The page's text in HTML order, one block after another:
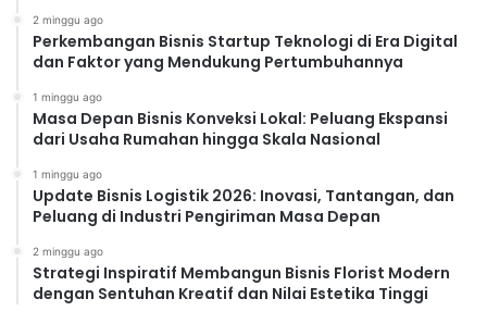
2 minggu ago
Perkembangan Bisnis Startup Teknologi di Era Digital
dan Faktor yang Mendukung Pertumbuhannya
1 minggu ago
Masa Depan Bisnis Konveksi Lokal: Peluang Ekspansi
dari Usaha Rumahan hingga Skala Nasional
1 minggu ago
Update Bisnis Logistik 2026: Inovasi, Tantangan, dan
Peluang di Industri Pengiriman Masa Depan
2 minggu ago
Strategi Inspiratif Membangun Bisnis Florist Modern
dengan Sentuhan Kreatif dan Nilai Estetika Tinggi